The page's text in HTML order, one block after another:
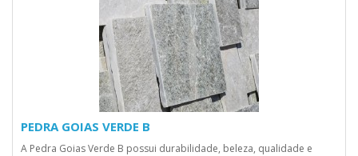
PEDRA GOIAS VERDE B
A Pedra Goias Verde B possui durabilidade, beleza, qualidade e